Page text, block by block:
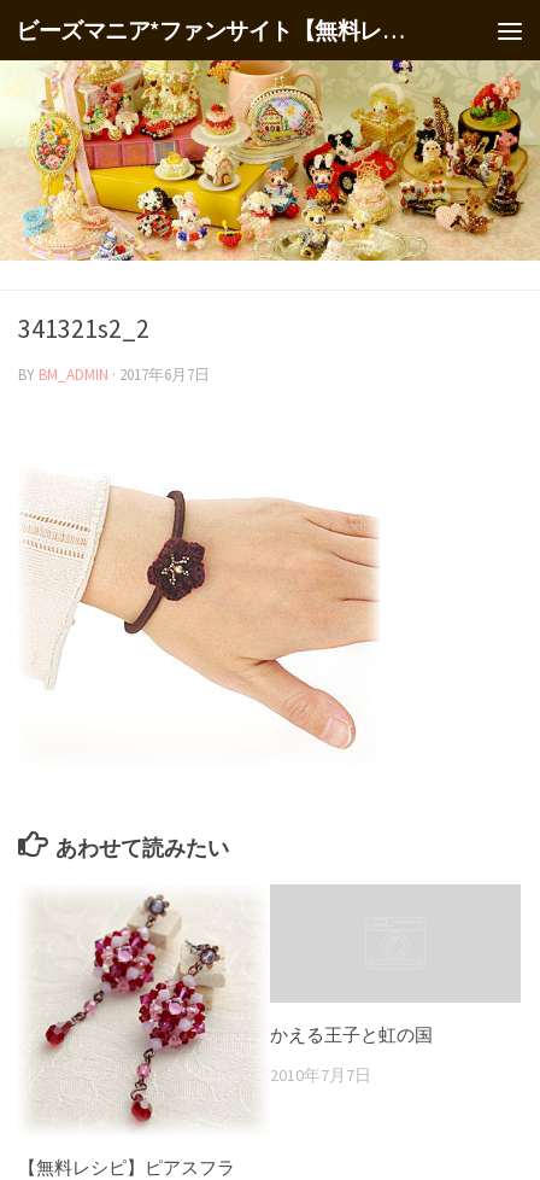
ビーズマニア*ファンサイト【無料レシピ】
341321s2_2
BY BM_ADMIN · 2017年6月7日
あわせて読みたい
【無料レシピ】ピアスフラ
かえる王子と虹の国
2010年7月7日